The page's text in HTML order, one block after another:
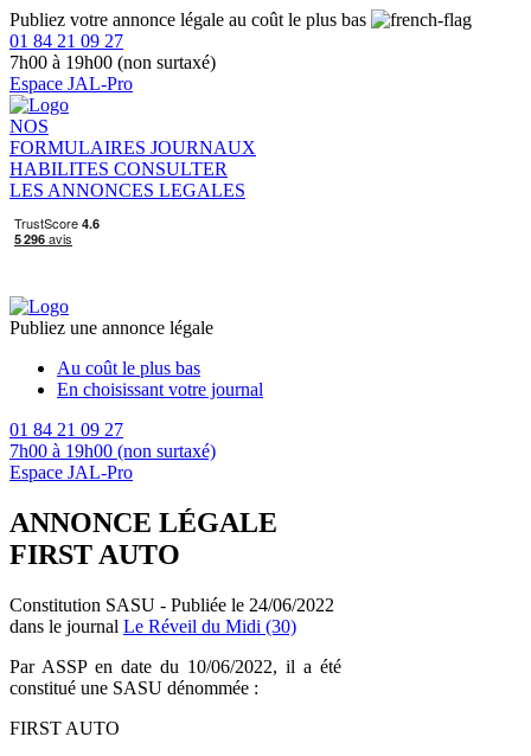
Publiez votre annonce légale au coût le plus bas
01 84 21 09 27
7h00 à 19h00 (non surtaxé)
Espace JAL-Pro
NOS
FORMULAIRES JOURNAUX
HABILITES CONSULTER
LES ANNONCES LEGALES
Publiez une annonce légale
Au coût le plus bas
En choisissant votre journal
01 84 21 09 27
7h00 à 19h00 (non surtaxé)
Espace JAL-Pro
ANNONCE LÉGALE
FIRST AUTO
Constitution SASU - Publiée le 24/06/2022
dans le journal Le Réveil du Midi (30)
Par ASSP en date du 10/06/2022, il a été
constitué une SASU dénommée :
FIRST AUTO